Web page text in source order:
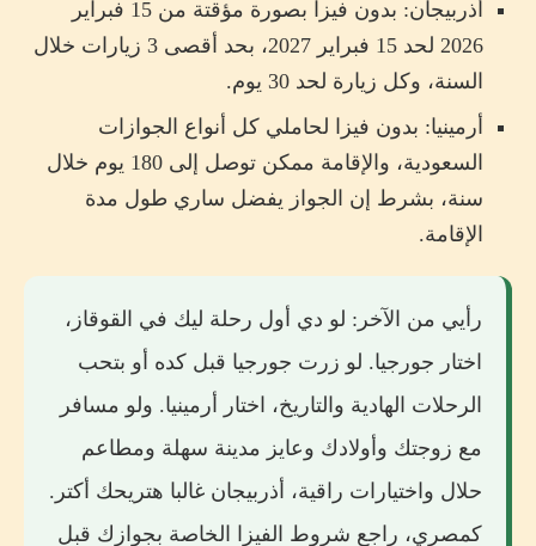
أذربيجان: بدون فيزا بصورة مؤقتة من 15 فبراير
2026 لحد 15 فبراير 2027، بحد أقصى 3 زيارات خلال
السنة، وكل زيارة لحد 30 يوم.
أرمينيا: بدون فيزا لحاملي كل أنواع الجوازات
السعودية، والإقامة ممكن توصل إلى 180 يوم خلال
سنة، بشرط إن الجواز يفضل ساري طول مدة
الإقامة.
رأيي من الآخر: لو دي أول رحلة ليك في القوقاز،
اختار جورجيا. لو زرت جورجيا قبل كده أو بتحب
الرحلات الهادية والتاريخ، اختار أرمينيا. ولو مسافر
مع زوجتك وأولادك وعايز مدينة سهلة ومطاعم
حلال واختيارات راقية، أذربيجان غالبا هتريحك أكتر.
كمصري، راجع شروط الفيزا الخاصة بجوازك قبل